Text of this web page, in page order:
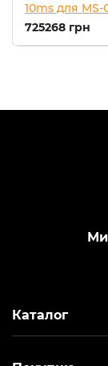
10ms для MS-
725268 грн
Ми
Каталог